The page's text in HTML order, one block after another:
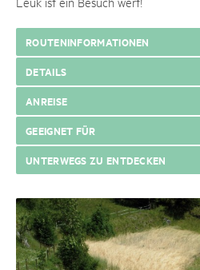
ROUTENINFORMATIONEN
DETAILS
ANREISE
GEEIGNET FÜR
UNTERWEGS ZU ENTDECKEN